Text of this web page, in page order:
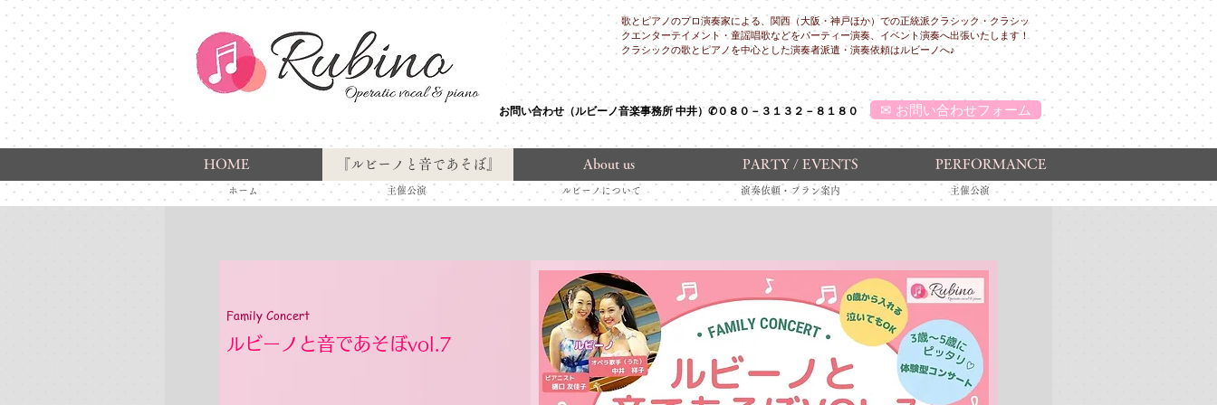
歌とピアノのプロ演奏家による、関西（大阪・神戸ほか）での正統派クラシック・クラシッ
クエンターテイメント・童謡唱歌などをパーティー演奏、イベント演奏へ出張いたします！
クラシックの歌とピアノを中心とした演奏者派遣・演奏依頼はルビーノへ♪
​お問い合わせ（ルビーノ音楽事務所 中井）✆０８０－３１３２－８１８０ ✉ お問い合わせフォーム
HOME 『ルビーノと音であそぼ』 About us PARTY / EVENTS PERFORMANCE
​ホーム 主催公演 ルビーノについて 演奏依頼・プラン案内 主催公演
Family Concert
​ルビーノと音であそぼvol.7